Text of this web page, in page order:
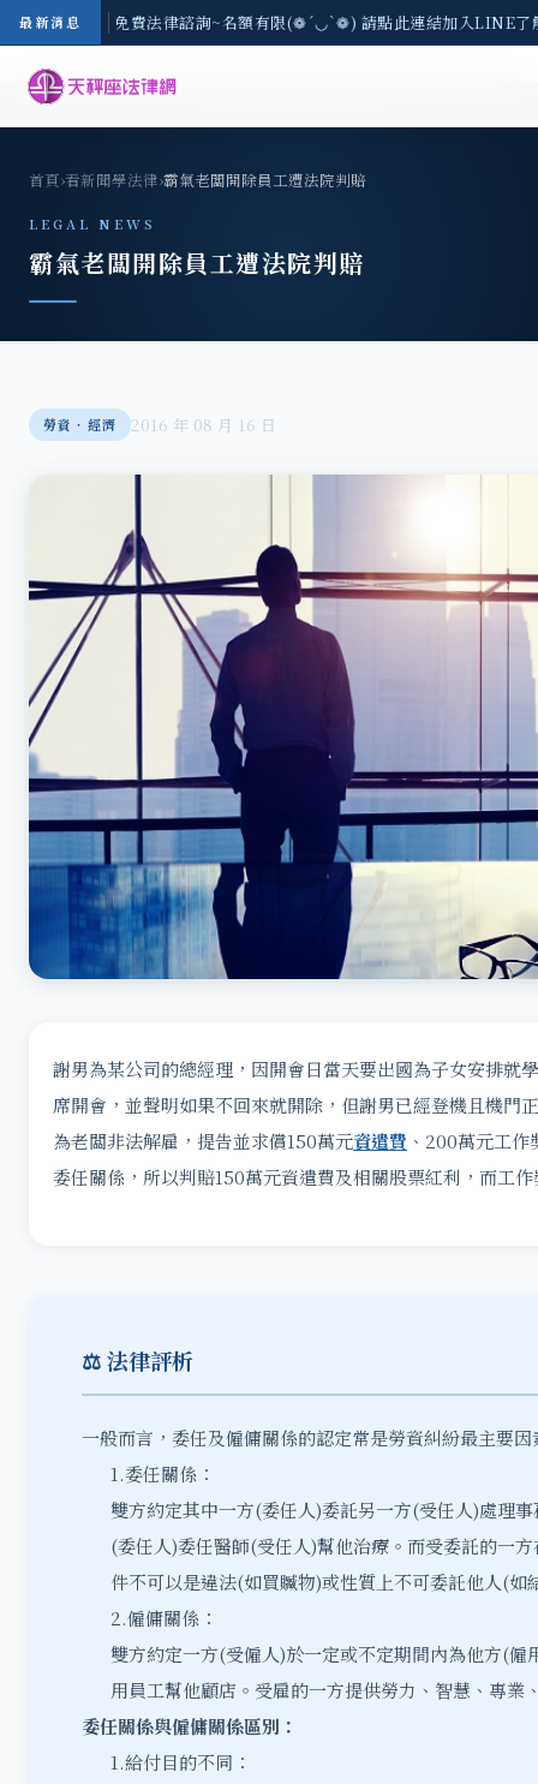
最新消息
8/3(一) 現場免費法律諮詢~名額有限(❁´◡`❁) 請點此連結加入LINE
首頁›看新聞學法律›霸氣老闆開除員工遭法院判賠
LEGAL NEWS
霸氣老闆開除員工遭法院判賠
勞資‧經濟 2016 年 08 月 16 日
謝男為某公司的總經理，因開會日當天要出國為子女安排就
席開會，並聲明如果不回來就開除，但謝男已經登機且機門
為老闆非法解雇，提告並求償150萬元資遣費 、200萬元工
委任關係，所以判賠150萬元資遣費及相關股票紅利，而工
⚖️ 法律評析
一般而言，委任及僱傭關係的認定常是勞資糾紛最主要
1.委任關係：
雙方約定其中一方(委任人)委託另一方(受任人)處理
(委任人)委任醫師(受任人)幫他治療。而受委託的一
件不可以是違法(如買贓物)或性質上不可委託他人(如
2.僱傭關係：
雙方約定一方(受僱人)於一定或不定期間內為他方(
用員工幫他顧店。受雇的一方提供勞力、智慧、專
委任關係與僱傭關係區別：
1.給付目的不同：